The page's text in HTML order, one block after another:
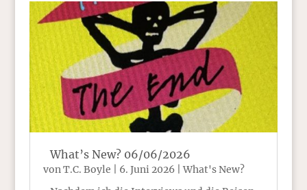
What’s New? 06/06/2026
von T.C. Boyle 6. Juni 2026|What's New?